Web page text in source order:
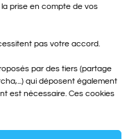
prise en compte de vos
pas votre accord.
par des tiers (partage
qui déposent également
est nécessaire. Ces cookies